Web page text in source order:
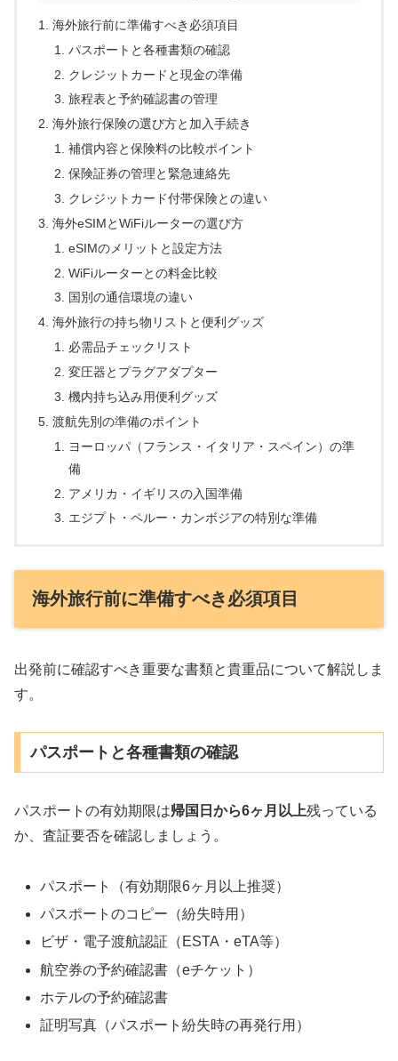
海外旅行前に準備すべき必須項目
パスポートと各種書類の確認
クレジットカードと現金の準備
旅程表と予約確認書の管理
海外旅行保険の選び方と加入手続き
補償内容と保険料の比較ポイント
保険証券の管理と緊急連絡先
クレジットカード付帯保険との違い
海外eSIMとWiFiルーターの選び方
eSIMのメリットと設定方法
WiFiルーターとの料金比較
国別の通信環境の違い
海外旅行の持ち物リストと便利グッズ
必需品チェックリスト
変圧器とプラグアダプター
機内持ち込み用便利グッズ
渡航先別の準備のポイント
ヨーロッパ（フランス・イタリア・スペイン）の準
備
アメリカ・イギリスの入国準備
エジプト・ペルー・カンボジアの特別な準備
海外旅行前に準備すべき必須項目
出発前に確認すべき重要な書類と貴重品について解説しま
す。
パスポートと各種書類の確認
パスポートの有効期限は帰国日から6ヶ月以上残っている
か、査証要否を確認しましょう。
パスポート（有効期限6ヶ月以上推奨）
パスポートのコピー（紛失時用）
ビザ・電子渡航認証（ESTA・eTA等）
航空券の予約確認書（eチケット）
ホテルの予約確認書
証明写真（パスポート紛失時の再発行用）